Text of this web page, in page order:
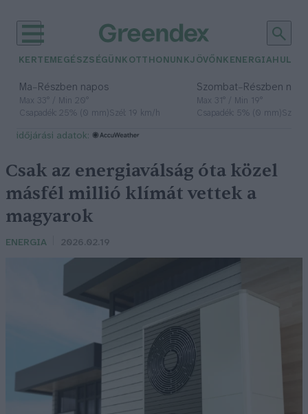
KERTEM EGÉSZSÉGÜNK OTTHONUNKJÖVŐNK ENERGIA
Ma– Részben napos
Max 33° / Min 20°
Csapadék: 25% (0 mm)Szél: 19 km/h
Szombat– Részben
Max 31° / Min 19°
Csapadék: 5% (0 mm)Szél:
időjárási adatok:
Csak az energiaválság óta közel
másfél millió klímát vettek a
magyarok
ENERGIA 2026.02.19